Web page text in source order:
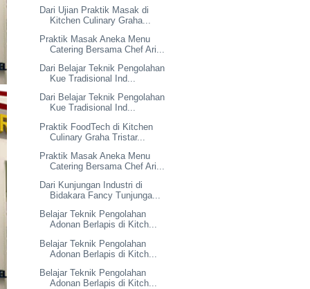
Dari Ujian Praktik Masak di
Kitchen Culinary Graha...
Praktik Masak Aneka Menu
Catering Bersama Chef Ari...
Dari Belajar Teknik Pengolahan
Kue Tradisional Ind...
Dari Belajar Teknik Pengolahan
Kue Tradisional Ind...
Praktik FoodTech di Kitchen
Culinary Graha Tristar...
Praktik Masak Aneka Menu
Catering Bersama Chef Ari...
Dari Kunjungan Industri di
Bidakara Fancy Tunjunga...
Belajar Teknik Pengolahan
Adonan Berlapis di Kitch...
Belajar Teknik Pengolahan
Adonan Berlapis di Kitch...
Belajar Teknik Pengolahan
Adonan Berlapis di Kitch...